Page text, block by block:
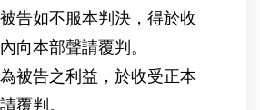
告如不服本判決，得於收
向本部聲請覆判。
被告之利益，於收受正本
覆判。